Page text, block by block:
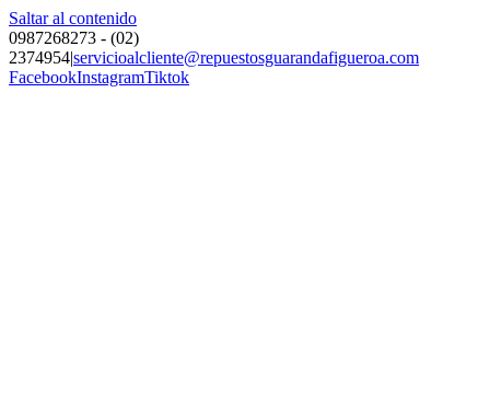
Saltar al contenido
0987268273 - (02)
2374954|servicioalcliente@repuestosguarandafigueroa.com
FacebookInstagramTiktok